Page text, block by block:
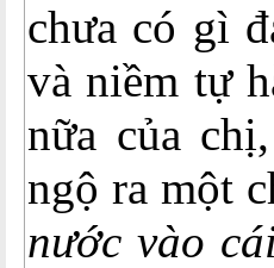
chưa có gì
và niềm tự
nữa của
ngộ ra một
nước vào